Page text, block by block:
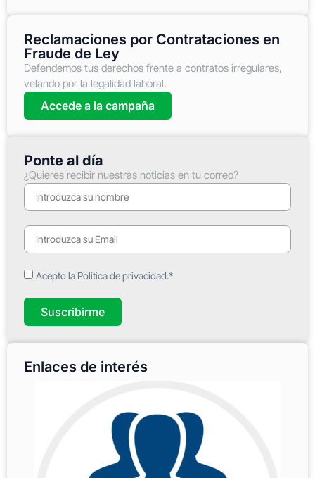
Reclamaciones por Contrataciones en
Fraude de Ley
Defendemos tus derechos frente a contratos irregulares,
velando por la legalidad laboral.
Accede a la campaña
Ponte al día
¿Quieres recibir nuestras noticias en tu correo?
Acepto la Política de privacidad.*
Suscribirme
Enlaces de interés